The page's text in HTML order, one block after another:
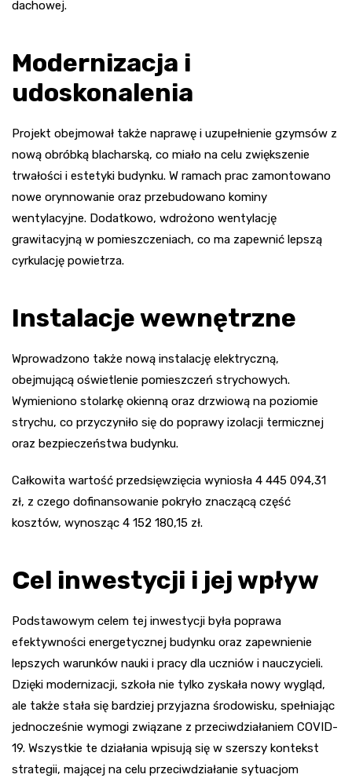
dachowej.
Modernizacja i
udoskonalenia
Projekt obejmował także naprawę i uzupełnienie gzymsów z
nową obróbką blacharską, co miało na celu zwiększenie
trwałości i estetyki budynku. W ramach prac zamontowano
nowe orynnowanie oraz przebudowano kominy
wentylacyjne. Dodatkowo, wdrożono wentylację
grawitacyjną w pomieszczeniach, co ma zapewnić lepszą
cyrkulację powietrza.
Instalacje wewnętrzne
Wprowadzono także nową instalację elektryczną,
obejmującą oświetlenie pomieszczeń strychowych.
Wymieniono stolarkę okienną oraz drzwiową na poziomie
strychu, co przyczyniło się do poprawy izolacji termicznej
oraz bezpieczeństwa budynku.
Całkowita wartość przedsięwzięcia wyniosła 4 445 094,31
zł, z czego dofinansowanie pokryło znaczącą część
kosztów, wynosząc 4 152 180,15 zł.
Cel inwestycji i jej wpływ
Podstawowym celem tej inwestycji była poprawa
efektywności energetycznej budynku oraz zapewnienie
lepszych warunków nauki i pracy dla uczniów i nauczycieli.
Dzięki modernizacji, szkoła nie tylko zyskała nowy wygląd,
ale także stała się bardziej przyjazna środowisku, spełniając
jednocześnie wymogi związane z przeciwdziałaniem COVID-
19. Wszystkie te działania wpisują się w szerszy kontekst
strategii, mającej na celu przeciwdziałanie sytuacjom